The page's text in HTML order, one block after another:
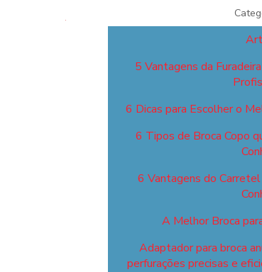
5 Vantagens da
6 Dicas para Escolher o
6 Tipos de Broca Copo
6 Vantagens do
A Melhor Broca
Adaptador para broca
perfurações precisas e